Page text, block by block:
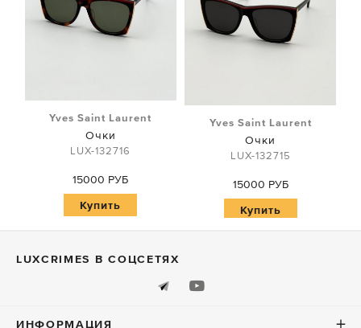
Yves Saint Laurent
Очки
LUX-132716
15000 РУБ
Купить
Yves Saint Laurent
Очки
LUX-132715
15000 РУБ
Купить
LUXСRIMES В СОЦСЕТЯХ
ИНФОРМАЦИЯ